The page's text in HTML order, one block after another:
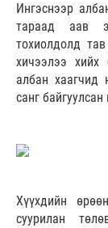
Ингэснээр
тараад аав
тохиолдолд
хичээлээ
албан хаагчид
санг
Хүүхдийн
суурилан